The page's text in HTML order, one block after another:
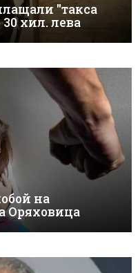
"такса
хил. лева
на
Оряховица